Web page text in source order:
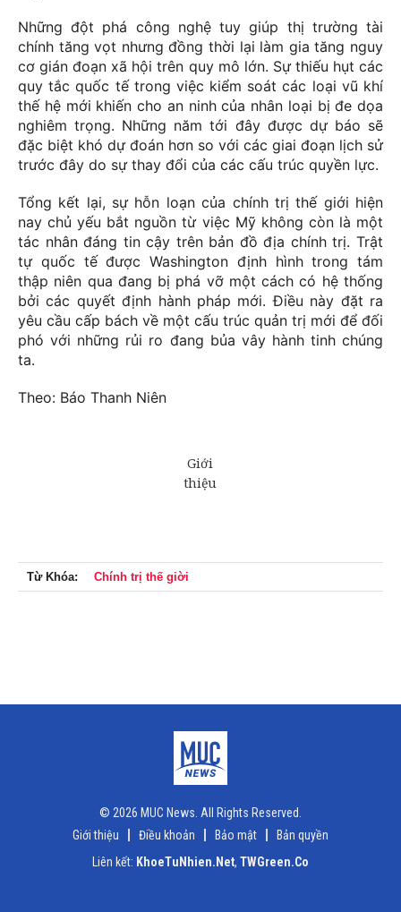
Những đột phá công nghệ tuy giúp thị trường tài
chính tăng vọt nhưng đồng thời lại làm gia tăng nguy
cơ gián đoạn xã hội trên quy mô lớn. Sự thiếu hụt các
quy tắc quốc tế trong việc kiểm soát các loại vũ khí
thế hệ mới khiến cho an ninh của nhân loại bị đe dọa
nghiêm trọng. Những năm tới đây được dự báo sẽ
đặc biệt khó dự đoán hơn so với các giai đoạn lịch sử
trước đây do sự thay đổi của các cấu trúc quyền lực.
Tổng kết lại, sự hỗn loạn của chính trị thế giới hiện
nay chủ yếu bắt nguồn từ việc Mỹ không còn là một
tác nhân đáng tin cậy trên bản đồ địa chính trị. Trật
tự quốc tế được Washington định hình trong tám
thập niên qua đang bị phá vỡ một cách có hệ thống
bởi các quyết định hành pháp mới. Điều này đặt ra
yêu cầu cấp bách về một cấu trúc quản trị mới để đối
phó với những rủi ro đang bủa vây hành tinh chúng
ta.
Theo: Báo Thanh Niên
Từ Khóa: Chính trị thế giời
© 2026 MUC News. All Rights Reserved.
Giới thiệu
Điều khoản Bảo mật
Bản quyền
Liên kết: KhoeTuNhien.Net, TWGreen.Co